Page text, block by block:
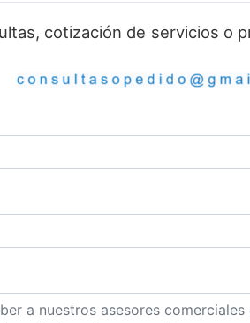
cotización de servicios o